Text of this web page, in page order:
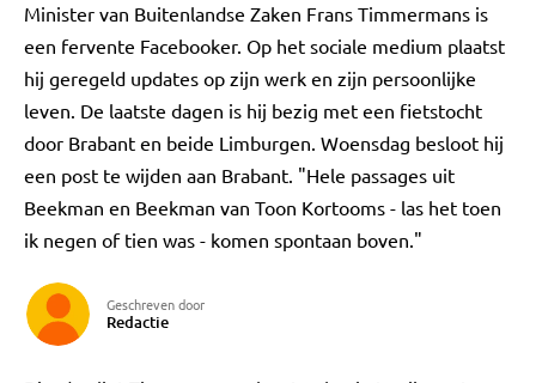
Minister van Buitenlandse Zaken Frans Timmermans is
een fervente Facebooker. Op het sociale medium plaatst
hij geregeld updates op zijn werk en zijn persoonlijke
leven. De laatste dagen is hij bezig met een fietstocht
door Brabant en beide Limburgen. Woensdag besloot hij
een post te wijden aan Brabant. "Hele passages uit
Beekman en Beekman van Toon Kortooms - las het toen
ik negen of tien was - komen spontaan boven."
Geschreven door
Redactie